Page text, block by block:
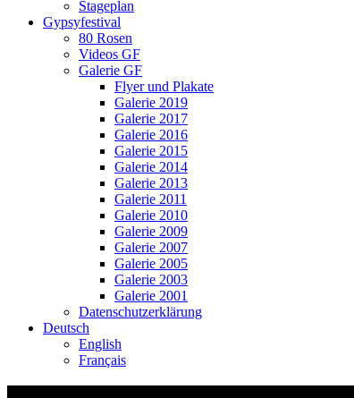
Stageplan
Gypsyfestival
80 Rosen
Videos GF
Galerie GF
Flyer und Plakate
Galerie 2019
Galerie 2017
Galerie 2016
Galerie 2015
Galerie 2014
Galerie 2013
Galerie 2011
Galerie 2010
Galerie 2009
Galerie 2007
Galerie 2005
Galerie 2003
Galerie 2001
Datenschutzerklärung
Deutsch
English
Français